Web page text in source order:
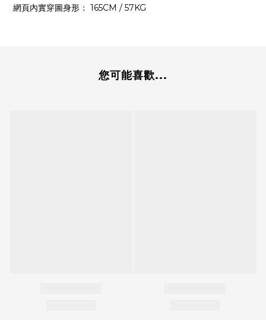
網頁內實穿圖身形： 165CM / 57KG
您可能喜歡...